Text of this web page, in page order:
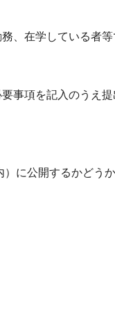
、在学している者
事項を記入のうえ
に公開するかどう